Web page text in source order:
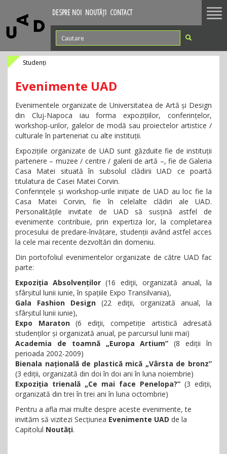
DESPRE NOI NOUTĂȚI CONTACT
Studenți
Evenimente UAD
Evenimentele organizate de Universitatea de Artă și Design
din Cluj-Napoca iau forma expozițiilor, conferințelor,
workshop-urilor, galelor de modă sau proiectelor artistice /
culturale în parteneriat cu alte instituții.
Expozițiile organizate de UAD sunt găzduite fie de instituții
partenere – muzee / centre / galerii de artă –, fie de Galeria
Casa Matei situată în subsolul clădirii UAD ce poartă
titulatura de Casei Matei Corvin.
Conferințele și workshop-urile inițiate de UAD au loc fie la
Casa Matei Corvin, fie în celelalte clădiri ale UAD.
Personalitățile invitate de UAD să susțină astfel de
evenimente contribuie, prin expertiza lor, la completarea
procesului de predare-învățare, studenții având astfel acces
la cele mai recente dezvoltări din domeniu.
Din portofoliul evenimentelor organizate de către UAD fac
parte:
Expoziția Absolvenților (16 ediţii, organizată anual, la
sfârșitul lunii iunie, în spațiile Expo Transilvania),
Gala Fashion Design (22 ediţii, organizată anual, la
sfârșitul lunii iunie),
Expo Maraton(6 ediţii, competiție artistică adresată
studenților și organizată anual, pe parcursul lunii mai)
Academia de toamnă „Europa Artium”(8 ediții în
perioada 2002-2009)
Bienala națională de plastică mică „Vârsta de bronz”
(3 ediții, organizată din doi în doi ani în luna noiembrie)
Expoziția trienală „Ce mai face Penelopa?” (3 ediții,
organizată din trei în trei ani în luna octombrie)
Pentru a afla mai multe despre aceste evenimente, te
invităm să vizitezi Secțiunea Evenimente UAD de la
Capitolul Noutăți.